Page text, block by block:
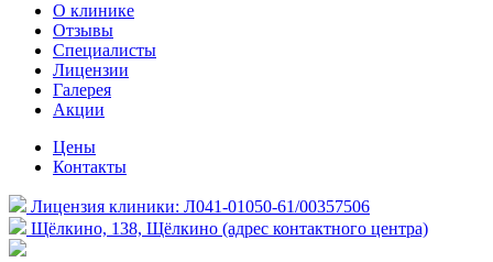
О клинике
Отзывы
Специалисты
Лицензии
Галерея
Акции
Цены
Контакты
Лицензия клиники: Л041-01050-61/00357506
Щёлкино, 138, Щёлкино (адрес контактного центра)